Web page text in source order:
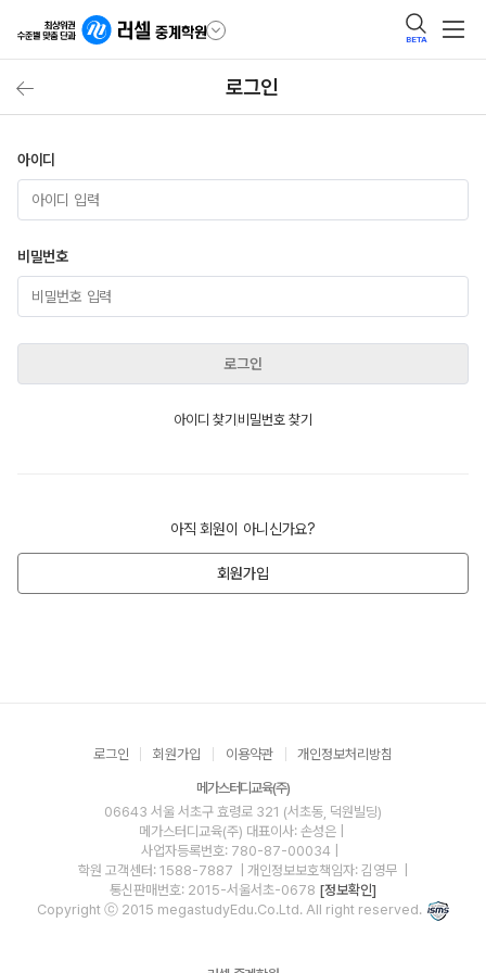
BETA
로그인
아이디
비밀번호
로그인
아이디 찾기 비밀번호 찾기
아직 회원이 아니신가요?
회원가입
로그인 회원가입 이용약관 개인정보처리방침
메가스터디교육(주)
06643 서울 서초구 효령로 321 (서초동, 덕원빌딩)
메가스터디교육(주) 대표이사: 손성은 |
사업자등록번호: 780-87-00034
학원 고객센터: 1588-7887
| 개인정보보호책임자: 김영무
통신판매번호: 2015-서울서초-0678 [정보확인]
Copyright ⓒ 2015 megastudyEdu.Co.Ltd. All right reserved.